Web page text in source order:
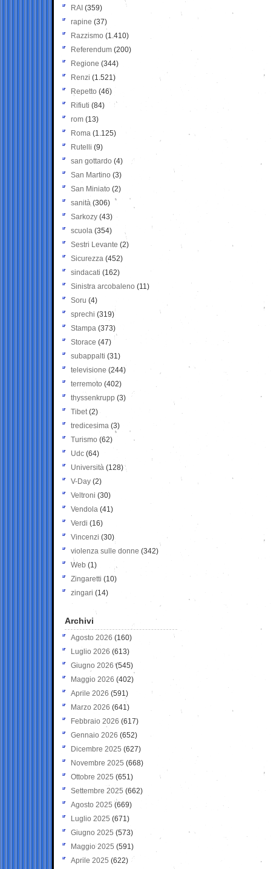
RAI (359)
rapine (37)
Razzismo (1.410)
Referendum (200)
Regione (344)
Renzi (1.521)
Repetto (46)
Rifiuti (84)
rom (13)
Roma (1.125)
Rutelli (9)
san gottardo (4)
San Martino (3)
San Miniato (2)
sanità (306)
Sarkozy (43)
scuola (354)
Sestri Levante (2)
Sicurezza (452)
sindacati (162)
Sinistra arcobaleno (11)
Soru (4)
sprechi (319)
Stampa (373)
Storace (47)
subappalti (31)
televisione(244)
terremoto (402)
thyssenkrupp (3)
Tibet(2)
tredicesima (3)
Turismo (62)
Udc (64)
Università (128)
V-Day (2)
Veltroni (30)
Vendola (41)
Verdi (16)
Vincenzi (30)
violenza sulle donne (342)
Web (1)
Zingaretti (10)
zingari (14)
Archivi
Agosto 2026 (160)
Luglio 2026 (613)
Giugno 2026 (545)
Maggio 2026 (402)
Aprile 2026 (591)
Marzo 2026 (641)
Febbraio 2026 (617)
Gennaio 2026 (652)
Dicembre 2025 (627)
Novembre 2025 (668)
Ottobre 2025 (651)
Settembre 2025 (662)
Agosto 2025 (669)
Luglio 2025 (671)
Giugno 2025 (573)
Maggio 2025 (591)
Aprile 2025 (622)